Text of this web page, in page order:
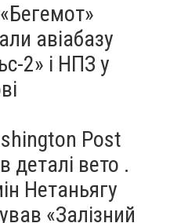
авіабазу
2» і НПЗ у
Post
деталі вето .
Нетаньягу
«Залізний